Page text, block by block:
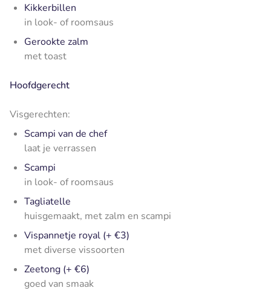
Kikkerbillen
in look- of roomsaus
Gerookte zalm
met toast
Hoofdgerecht
Visgerechten:
Scampi van de chef
laat je verrassen
Scampi
in look- of roomsaus
Tagliatelle
huisgemaakt, met zalm en scampi
Vispannetje royal (+ €3)
met diverse vissoorten
Zeetong (+ €6)
goed van smaak